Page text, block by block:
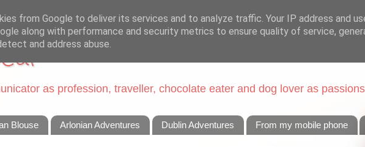
as profession, traveller, chocolate eater and dog lover as passions
Blouse Arlonian Adventures Dublin Adventures From my mobile phone
from Google to deliver its services and to analyze traffic. Your IP address and
along with performance and security metrics to ensure quality of service,
and address abuse.